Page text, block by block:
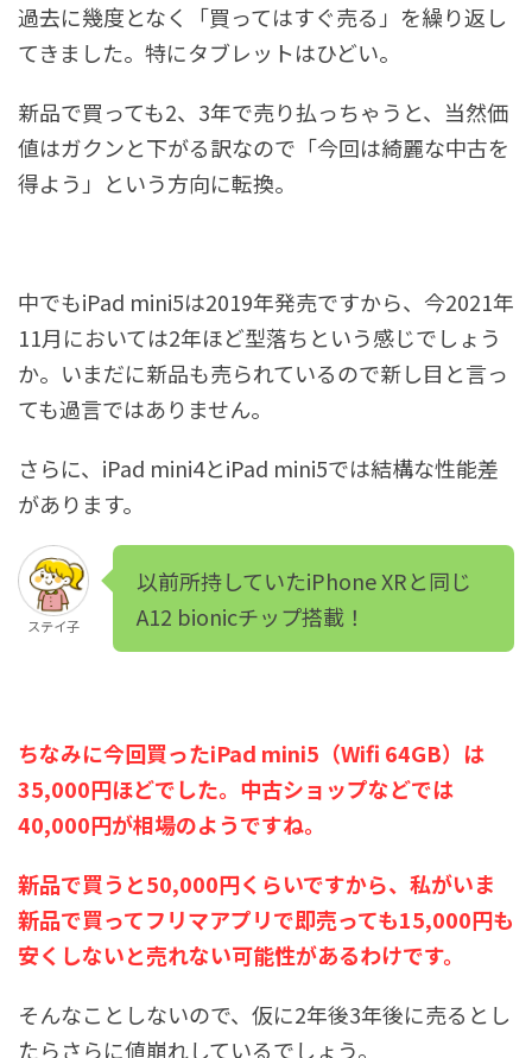
過去に幾度となく「買ってはすぐ売る」を繰り返し
てきました。特にタブレットはひどい。
新品で買っても2、3年で売り払っちゃうと、当然価
値はガクンと下がる訳なので「今回は綺麗な中古を
得よう」という方向に転換。
中でもiPad mini5は2019年発売ですから、今2021年
11月においては2年ほど型落ちという感じでしょう
か。いまだに新品も売られているので新し目と言っ
ても過言ではありません。
さらに、iPad mini4とiPad mini5では結構な性能差
があります。
ステイ子
以前所持していたiPhone XRと同じ
A12 bionicチップ搭載！
ちなみに今回買ったiPad mini5（Wifi 64GB）は
35,000円ほどでした。中古ショップなどでは
40,000円が相場のようですね。
新品で買うと50,000円くらいですから、私がいま
新品で買ってフリマアプリで即売っても15,000円も
安くしないと売れない可能性があるわけです。
そんなことしないので、仮に2年後3年後に売るとし
たらさらに値崩れしているでしょう。